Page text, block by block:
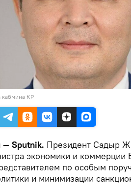
КР
Sputnik. Президент Садыр
экономики и
по особым
и минимизации